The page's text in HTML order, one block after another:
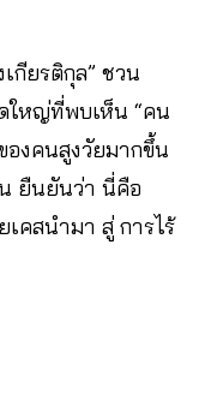
กียรติกุล” ชวน
ใหญ่ที่พบเห็น “คน
องคนสูงวัยมากขึ้น
ยืนยันว่า นี่คือ
คสนำมา สู่ การไร้